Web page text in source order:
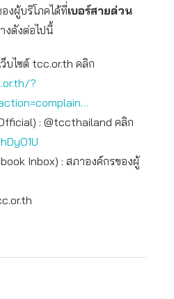
งผู้บริโภคได้ที่เบอร์สายด่วน
งดังต่อไปนี้
บไซต์ tcc.or.th คลิก
?
: @tccthailand คลิก
Inbox) : สภาองค์กรของผู้